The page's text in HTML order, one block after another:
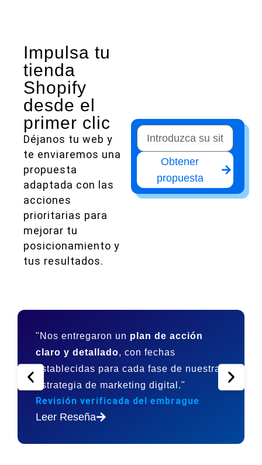
Impulsa tu
tienda
Shopify
desde el
primer clic
Déjanos tu web y
te enviaremos una
propuesta
adaptada con las
acciones
prioritarias para
mejorar tu
posicionamiento y
tus resultados.
Obtener
propuesta
"Nos entregaron un plan de acción
claro y detallado, con fechas
establecidas para cada fase de nuestra
estrategia de marketing digital."
Revisión verificada del embrague
Leer Reseña